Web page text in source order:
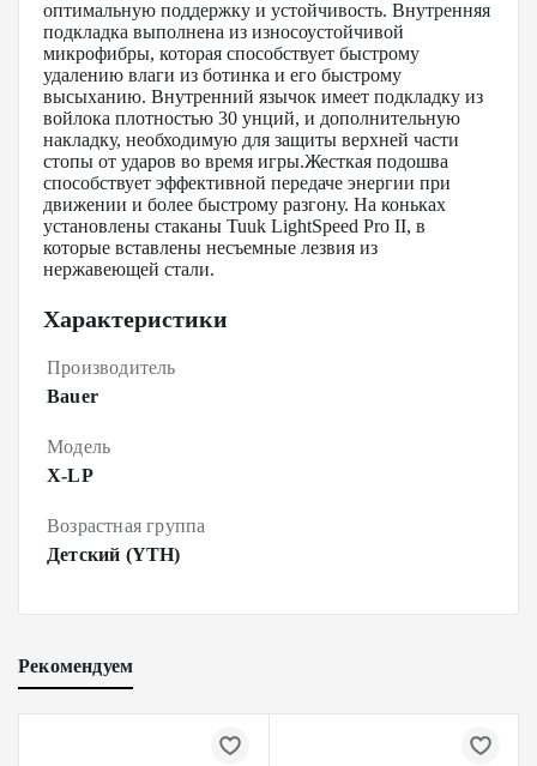
оптимальную поддержку и устойчивость. Внутренняя
подкладка выполнена из износоустойчивой
микрофибры, которая способствует быстрому
удалению влаги из ботинка и его быстрому
высыханию. Внутренний язычок имеет подкладку из
войлока плотностью 30 унций, и дополнительную
накладку, необходимую для защиты верхней части
стопы от ударов во время игры.Жесткая подошва
способствует эффективной передаче энергии при
движении и более быстрому разгону. На коньках
установлены стаканы Tuuk LightSpeed Pro II, в
которые вставлены несъемные лезвия из
нержавеющей стали.
Характеристики
Производитель
Bauer
Модель
X-LP
Возрастная группа
Детский (YTH)
Рекомендуем